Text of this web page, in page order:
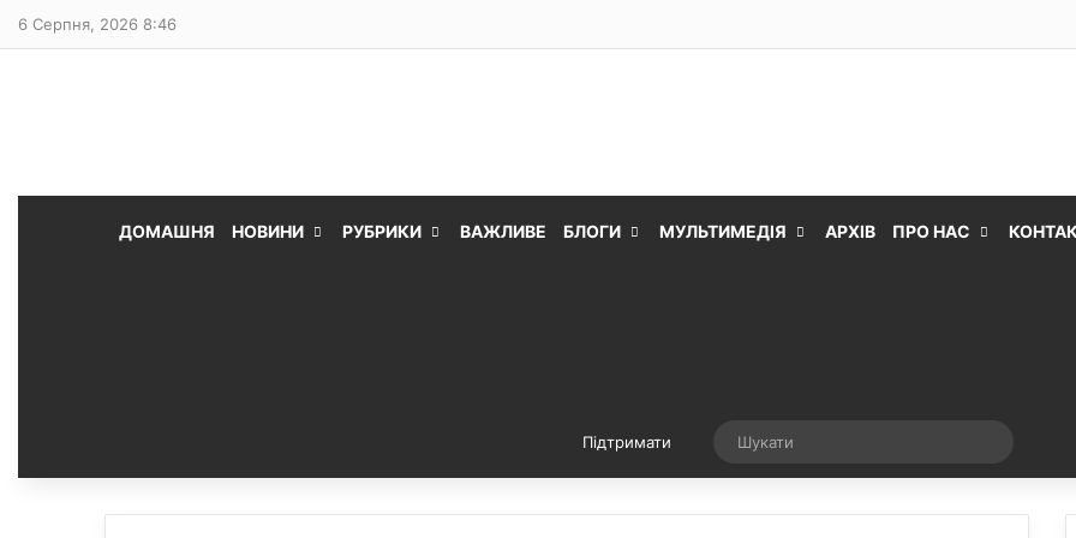
6 Серпня, 2026 8:46
ДОМАШНЯ НОВИНИ РУБРИКИ ВАЖЛИВЕ БЛОГИ МУЛЬТИМЕДІЯ АРХІВ ПРО НАС
Підтримати Випадкова стаття